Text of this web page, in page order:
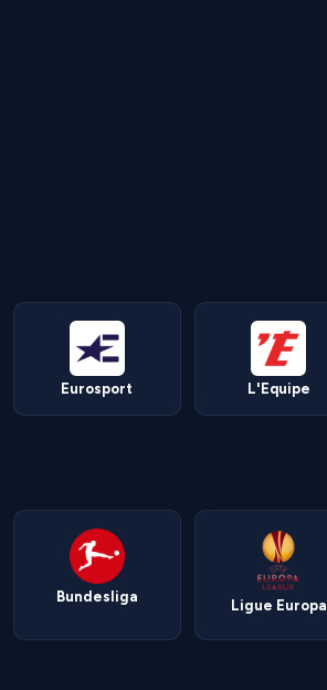
Eurosport L'Equipe
Bundesliga Ligue Europa